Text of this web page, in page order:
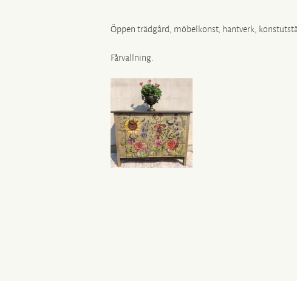
Öppen trädgård, möbelkonst, hantverk,
Fårvallning.